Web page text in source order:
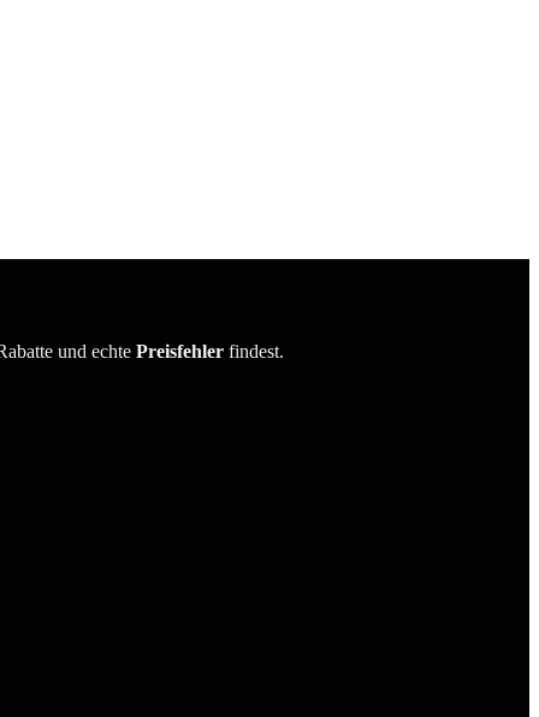
und echte Preisfehler findest.